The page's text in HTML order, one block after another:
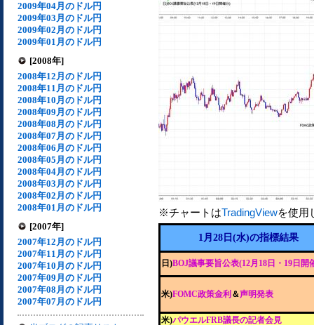
2009年04月のドル円
2009年03月のドル円
2009年02月のドル円
2009年01月のドル円
[2008年]
2008年12月のドル円
2008年11月のドル円
2008年10月のドル円
2008年09月のドル円
2008年08月のドル円
2008年07月のドル円
2008年06月のドル円
2008年05月のドル円
2008年04月のドル円
2008年03月のドル円
2008年02月のドル円
2008年01月のドル円
[2007年]
2007年12月のドル円
2007年11月のドル円
2007年10月のドル円
2007年09月のドル円
2007年08月のドル円
2007年07月のドル円
※チャートはTradingViewを使用
1月28日(水)の指標結果
日)BOJ議事要旨公表(12月18日・19日開
米)FOMC政策金利 ＆声明発表
米)パウエルFRB議長の記者会見